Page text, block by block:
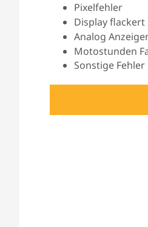
Pixelfehler
Display flackert
Analog
Motostunden
Sonstige Fehler